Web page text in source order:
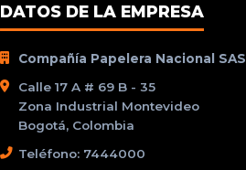
DATOS DE LA EMPRESA
Compañía Papelera Nacional SAS
Calle 17 A # 69 B - 35
Zona Industrial Montevideo
Bogotá, Colombia
Teléfono: 7444000